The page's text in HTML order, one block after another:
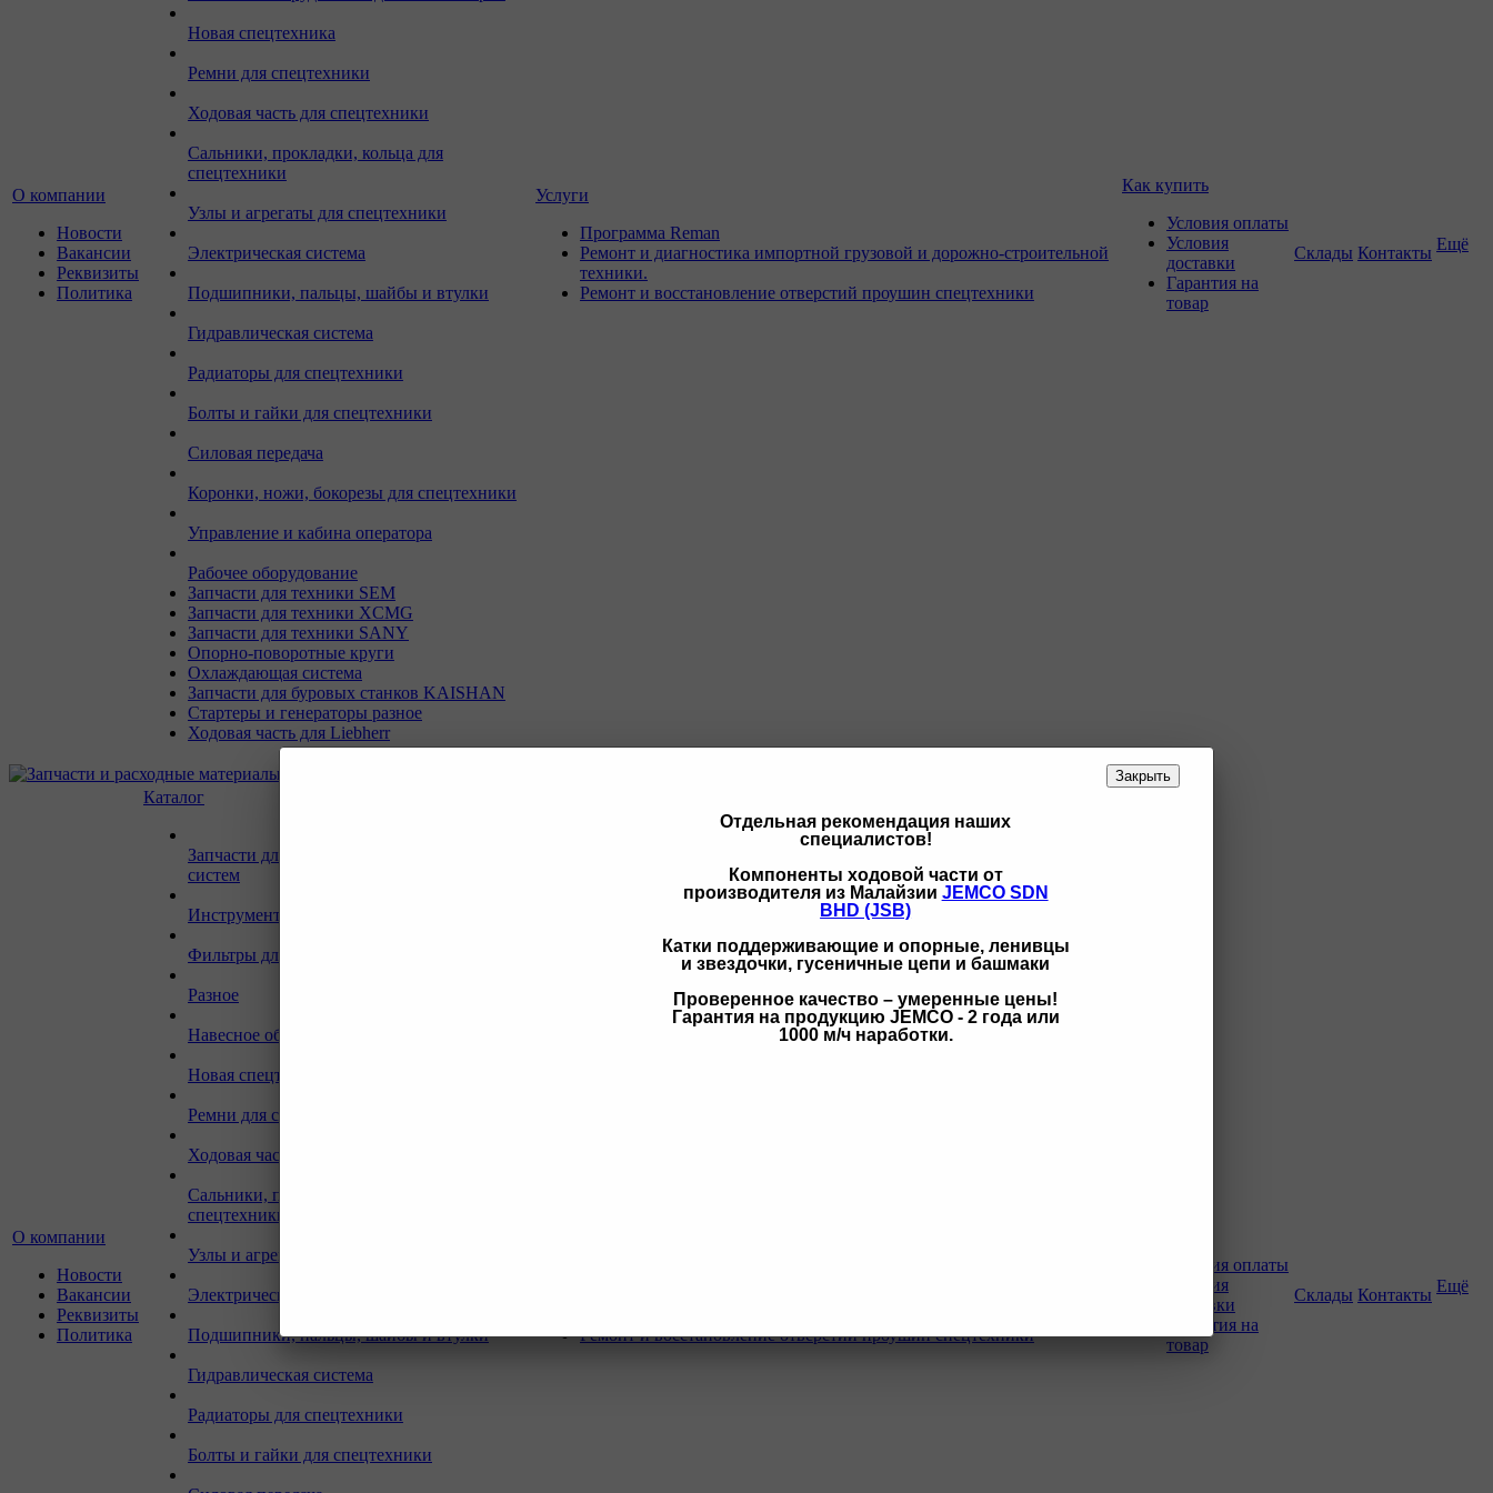
Закрыть
Отдельная рекомендация наших
специалистов!
Компоненты ходовой части от
производителя из Малайзии JEMCO SDN
BHD (JSB)
Катки поддерживающие и опорные, ленивцы
и звездочки, гусеничные цепи и башмаки
Проверенное качество – умеренные цены!
Гарантия на продукцию JEMCO - 2 года или
1000 м/ч наработки.
О компании
Новости
Вакансии
Реквизиты
Политика
Новая спецтехника
Ремни для спецтехники
Ходовая часть для спецтехники
Сальники, прокладки, кольца для
спецтехники
Узлы и агрегаты для спецтехники
Электрическая система
Подшипники, пальцы, шайбы и втулки
Гидравлическая система
Радиаторы для спецтехники
Болты и гайки для спецтехники
Силовая передача
Коронки, ножи, бокорезы для спецтехники
Управление и кабина оператора
Рабочее оборудование
Запчасти для техники SEM
Запчасти для техники XCMG
Запчасти для техники SANY
Опорно-поворотные круги
Охлаждающая система
Запчасти для буровых станков KAISHAN
Стартеры и генераторы разное
Ходовая часть для Liebherr
Услуги
Программа Reman
Ремонт и диагностика импортной грузовой и дорожно-строительной
техники.
Ремонт и восстановление отверстий проушин спецтехники
Как купить
Условия оплаты
Условия
доставки
Гарантия на
товар
Склады Контакты Ещё
О компании
Новости
Вакансии
Реквизиты
Политика
Каталог
Запчасти для двигателей и сопутствующих
систем
Инструмент и материалы для СТО
Фильтры для спецтехники
Разное
Навесное оборудование для экскаваторов
Новая спецтехника
Ремни для спецтехники
Ходовая часть для спецтехники
Сальники, прокладки, кольца для
спецтехники
Узлы и агрегаты для спецтехники
Электрическая система
Подшипники, пальцы, шайбы и втулки
Гидравлическая система
Радиаторы для спецтехники
Болты и гайки для спецтехники
Ремонт и восстановление отверстий проушин спецтехники
Условия оплаты
Условия
доставки
Гарантия на
товар
Склады Контакты Ещё